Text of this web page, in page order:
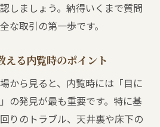
しましょう。納得いくまで質問
な取引の第一歩です。
える内覧時のポイント
から見ると、内覧時には「目に
の発見が最も重要です。特に基
りのトラブル、天井裏や床下の